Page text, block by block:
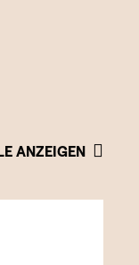
ANZEIGEN